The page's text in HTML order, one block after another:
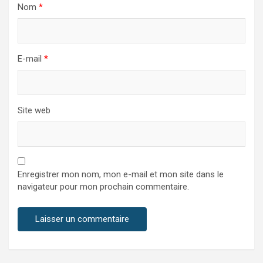
Nom *
E-mail *
Site web
Enregistrer mon nom, mon e-mail et mon site dans le
navigateur pour mon prochain commentaire.